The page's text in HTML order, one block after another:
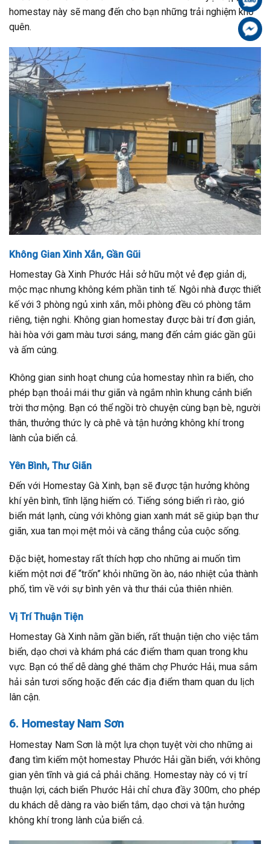
homestay này sẽ mang đến cho bạn những trải nghiệm khó
quên.
Không Gian Xinh Xắn, Gần Gũi
Homestay Gà Xinh Phước Hải sở hữu một vẻ đẹp giản dị,
mộc mạc nhưng không kém phần tinh tế. Ngôi nhà được thiết
kế với 3 phòng ngủ xinh xắn, mỗi phòng đều có phòng tắm
riêng, tiện nghi. Không gian homestay được bài trí đơn giản,
hài hòa với gam màu tươi sáng, mang đến cảm giác gần gũi
và ấm cúng.
Không gian sinh hoạt chung của homestay nhìn ra biển, cho
phép bạn thoải mái thư giãn và ngắm nhìn khung cảnh biển
trời thơ mộng. Bạn có thể ngồi trò chuyện cùng bạn bè, người
thân, thưởng thức ly cà phê và tận hưởng không khí trong
lành của biển cả.
Yên Bình, Thư Giãn
Đến với Homestay Gà Xinh, bạn sẽ được tận hưởng không
khí yên bình, tĩnh lặng hiếm có. Tiếng sóng biển rì rào, gió
biển mát lạnh, cùng với không gian xanh mát sẽ giúp bạn thư
giãn, xua tan mọi mệt mỏi và căng thẳng của cuộc sống.
Đặc biệt, homestay rất thích hợp cho những ai muốn tìm
kiếm một nơi để “trốn” khỏi những ồn ào, náo nhiệt của thành
phố, tìm về với sự bình yên và thư thái của thiên nhiên.
Vị Trí Thuận Tiện
Homestay Gà Xinh nằm gần biển, rất thuận tiện cho việc tắm
biển, dạo chơi và khám phá các điểm tham quan trong khu
vực. Bạn có thể dễ dàng ghé thăm chợ Phước Hải, mua sắm
hải sản tươi sống hoặc đến các địa điểm tham quan du lịch
lân cận.
6. Homestay Nam Sơn
Homestay Nam Sơn là một lựa chọn tuyệt vời cho những ai
đang tìm kiếm một homestay Phước Hải gần biển, với không
gian yên tĩnh và giá cả phải chăng. Homestay này có vị trí
thuận lợi, cách biển Phước Hải chỉ chưa đầy 300m, cho phép
du khách dễ dàng ra vào biển tắm, dạo chơi và tận hưởng
không khí trong lành của biển cả.